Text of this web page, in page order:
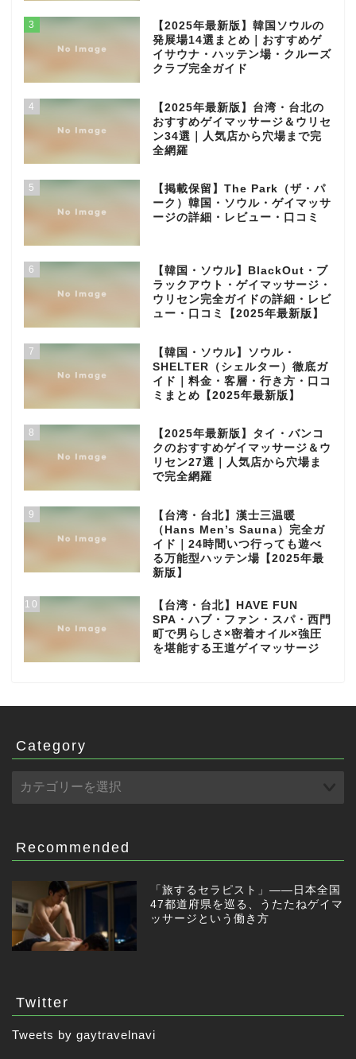
3
【2025年最新版】韓国ソウルの
発展場14選まとめ｜おすすめゲ
イサウナ・ハッテン場・クルーズ
クラブ完全ガイド
4
【2025年最新版】台湾・台北の
おすすめゲイマッサージ＆ウリセ
ン34選｜人気店から穴場まで完
全網羅
5
【掲載保留】The Park（ザ・パ
ーク）韓国・ソウル・ゲイマッサ
ージの詳細・レビュー・口コミ
6
【韓国・ソウル】BlackOut・ブ
ラックアウト・ゲイマッサージ・
ウリセン完全ガイドの詳細・レビ
ュー・口コミ【2025年最新版】
7
【韓国・ソウル】ソウル・
SHELTER（シェルター）徹底ガ
イド｜料金・客層・行き方・口コ
ミまとめ【2025年最新版】
8
【2025年最新版】タイ・バンコ
クのおすすめゲイマッサージ＆ウ
リセン27選｜人気店から穴場ま
で完全網羅
9
【台湾・台北】漢士三温暖
（Hans Men’s Sauna）完全ガ
イド｜24時間いつ行っても遊べ
る万能型ハッテン場【2025年最
新版】
10
【台湾・台北】HAVE FUN
SPA・ハブ・ファン・スパ・西門
町で男らしさ×密着オイル×強圧
を堪能する王道ゲイマッサージ
Category
Recommended
「旅するセラピスト」——日本全国
47都道府県を巡る、うたたねゲイマ
ッサージという働き方
Twitter
Tweets by gaytravelnavi